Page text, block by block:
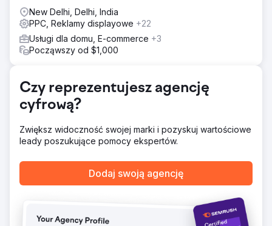
Ponad 80% wybranych słów kluczowych osiągnęło
pierwsze miejsce w rankingu Google. Leady z kampanii
PPC wzrosły o 130%. Średni koszt wydatków na
kampanie reklamowe obniżony o 60%. Ruch organiczny
Przejdź do strony agencji
New Delhi, Delhi, India
PPC, Reklamy displayowe +22
Usługi dla domu, E-commerce +3
Począwszy od $1,000
Czy reprezentujesz agencję
cyfrową?
Zwiększ widoczność swojej marki i pozyskuj wartościowe
leady poszukujące pomocy ekspertów.
Dodaj swoją agencję